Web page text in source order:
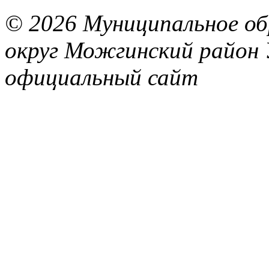
© 2026 Муниципальное
округ Можгинский район
официальный сайт